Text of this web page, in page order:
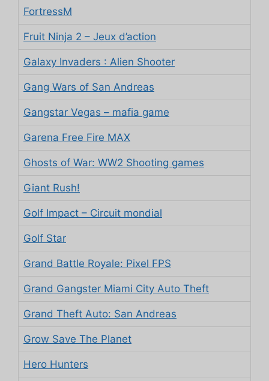
FortressM
Fruit Ninja 2 – Jeux d’action
Galaxy Invaders : Alien Shooter
Gang Wars of San Andreas
Gangstar Vegas – mafia game
Garena Free Fire MAX
Ghosts of War: WW2 Shooting games
Giant Rush!
Golf Impact – Circuit mondial
Golf Star
Grand Battle Royale: Pixel FPS
Grand Gangster Miami City Auto Theft
Grand Theft Auto: San Andreas
Grow Save The Planet
Hero Hunters